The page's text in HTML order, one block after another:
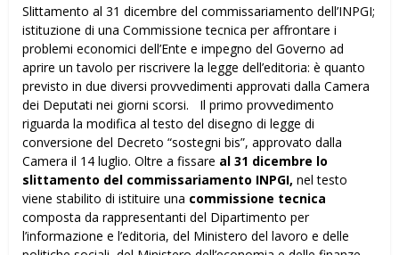
Slittamento al 31 dicembre del commissariamento dell’INPGI;
istituzione di una Commissione tecnica per affrontare i
problemi economici dell’Ente e impegno del Governo ad
aprire un tavolo per riscrivere la legge dell’editoria: è quanto
previsto in due diversi provvedimenti approvati dalla Camera
dei Deputati nei giorni scorsi. Il primo provvedimento
riguarda la modifica al testo del disegno di legge di
conversione del Decreto “sostegni bis”, approvato dalla
Camera il 14 luglio. Oltre a fissare al 31 dicembre lo
slittamento del commissariamento INPGI, nel testo
viene stabilito di istituire una commissione tecnica
composta da rappresentanti del Dipartimento per
l’informazione e l’editoria, del Ministero del lavoro e delle